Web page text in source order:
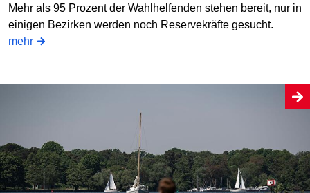
Mehr als 95 Prozent der Wahlhelfenden stehen bereit, nur in
einigen Bezirken werden noch Reservekräfte gesucht.
mehr